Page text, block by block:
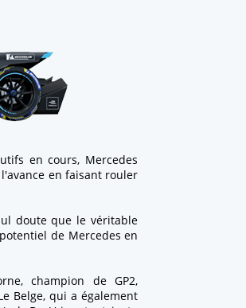
en cours, Mercedes
en faisant rouler
doute que le véritable
de Mercedes en
champion de GP2,
Belge, qui a également